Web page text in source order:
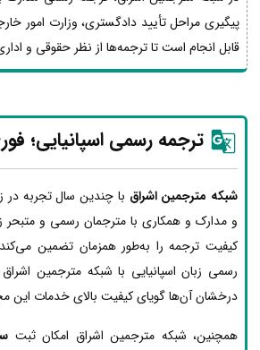
پیگیری مراحل تأیید دادگستری، وزارت امور
قابل انجام است تا ترجمه‌ها از نظر حقوقی و
ترجمه رسمی اسپانیایی؛
شبکه مترجمین اشراق با چندین سال تجربه در
و مدارک و همکاری با مترجمان رسمی و متبحر
کیفیت ترجمه را به‌طور همزمان تضمین
رسمی زبان اسپانیایی با شبکه مترجمین
درخشان آن‌ها گویای کیفیت بالای خدمات این
همچنین، شبکه مترجمین اشراق امکان ثبت